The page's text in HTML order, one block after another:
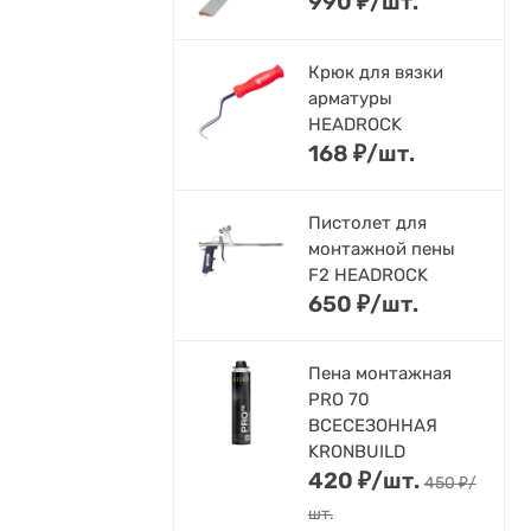
Крюк для вязки
арматуры
HEADROCK
168 ₽/шт.
Пистолет для
монтажной пены
F2 HEADROCK
650 ₽/шт.
Пена монтажная
PRO 70
ВСЕСЕЗОННАЯ
KRONBUILD
420 ₽/шт. 450₽/
шт.